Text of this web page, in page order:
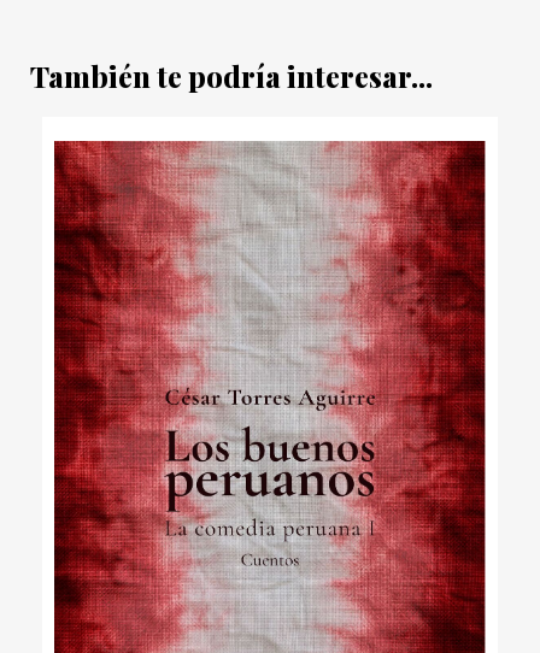
También te podría interesar...